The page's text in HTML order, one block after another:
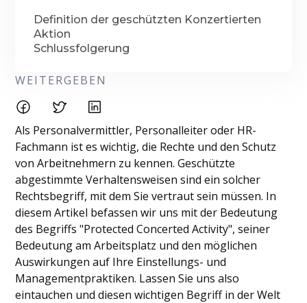
Definition der geschützten Konzertierten
Aktion
Schlussfolgerung
WEITERGEBEN
Als Personalvermittler, Personalleiter oder HR-
Fachmann ist es wichtig, die Rechte und den Schutz
von Arbeitnehmern zu kennen. Geschützte
abgestimmte Verhaltensweisen sind ein solcher
Rechtsbegriff, mit dem Sie vertraut sein müssen. In
diesem Artikel befassen wir uns mit der Bedeutung
des Begriffs "Protected Concerted Activity", seiner
Bedeutung am Arbeitsplatz und den möglichen
Auswirkungen auf Ihre Einstellungs- und
Managementpraktiken. Lassen Sie uns also
eintauchen und diesen wichtigen Begriff in der Welt